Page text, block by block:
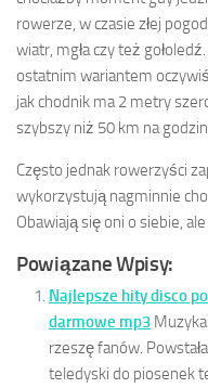
rowerze, w czasie złej
wiatr, mgła czy też
ostatnim wariantem
jak chodnik ma 2 metry
szybszy niż 50 km na
Często jednak rowerzyści
wykorzystują nagminnie
Obawiają się oni o siebie,
Powiązane Wpisy:
Najlepsze hity disco
darmowe mp3
rzeszę fanów.
teledyski do piosenek